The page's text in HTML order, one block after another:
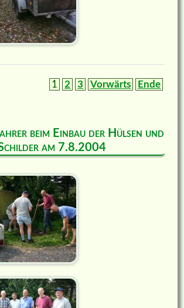
1
2 3 Vorwärts Ende
beim Einbau der Hülsen und
am 7.8.2004